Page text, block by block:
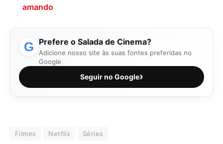
amando
G Prefere o Salada de Cinema?
Adicione nosso site às suas fontes preferidas no
Google
Seguir no Google›
Filmes Netflix Séries